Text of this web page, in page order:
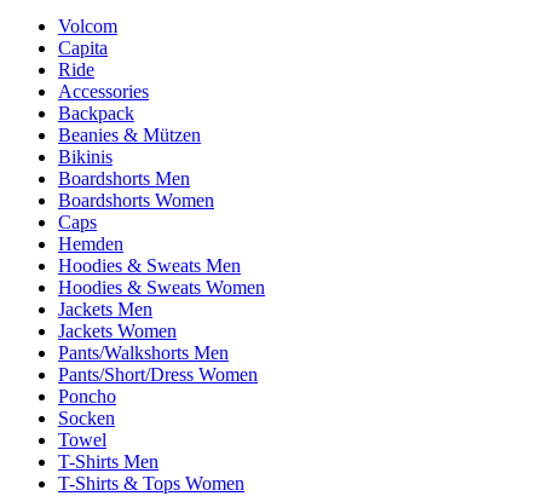
Volcom
Capita
Ride
Accessories
Backpack
Beanies & Mützen
Bikinis
Boardshorts Men
Boardshorts Women
Caps
Hemden
Hoodies & Sweats Men
Hoodies & Sweats Women
Jackets Men
Jackets Women
Pants/Walkshorts Men
Pants/Short/Dress Women
Poncho
Socken
Towel
T-Shirts Men
T-Shirts & Tops Women